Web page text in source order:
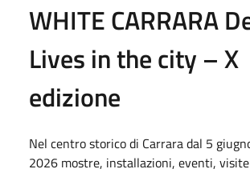
WHITE CARRARA
Lives in the city – X
edizione
Nel centro storico di Carrara dal 5
2026 mostre, installazioni, eventi,